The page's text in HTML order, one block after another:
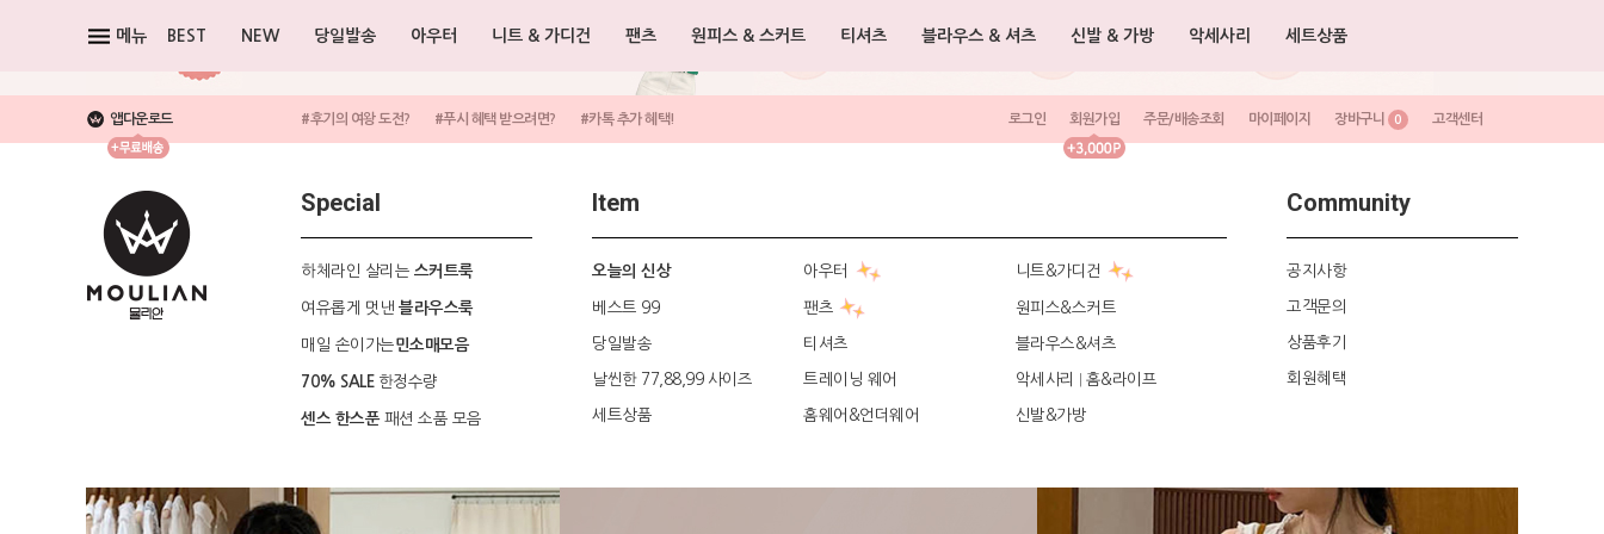
앱다운로드 #후기의 여왕 도전? #푸시 혜택 받으려면? #카톡 추가 혜택! 로그인 회원가입 주문/배송조회 마이페이지 장바구니 0 고객센터
Special
하체라인 살리는 스커트룩
여유롭게 멋낸 블라우스룩
매일 손이가는민소매모음
70% SALE 한정수량
센스 한스푼패션 소품 모음
Item
오늘의 신상 아우터 니트&가디건
베스트 99 팬츠 원피스&스커트
당일발송 티셔츠 블라우스&셔츠
날씬한 77,88,99 사이즈 트레이닝 웨어 악세사리 홈&라이프
세트상품 홈웨어&언더웨어 신발&가방
Community
공지사항
고객문의
상품후기
회원혜택
메뉴 BEST NEW 당일발송 아우터 니트 & 가디건 팬츠 원피스 & 스커트 티셔츠 블라우스 & 셔츠 신발 & 가방 악세사리 세트상품